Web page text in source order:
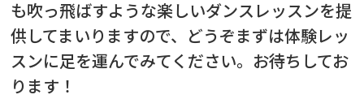
も吹っ飛ばすような楽しいダンスレッスンを提
供してまいりますので、どうぞまずは体験レッ
スンに足を運んでみてください。お待ちしてお
ります！